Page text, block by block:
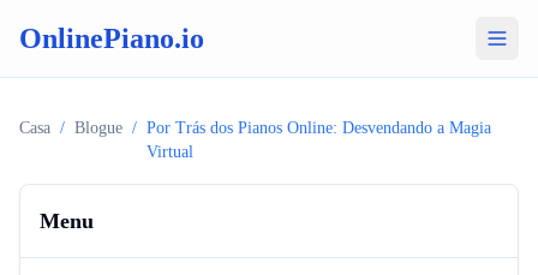
OnlinePiano.io
Casa / Blogue / Por Trás dos Pianos Online: Desvendando a Magia
Virtual
Menu